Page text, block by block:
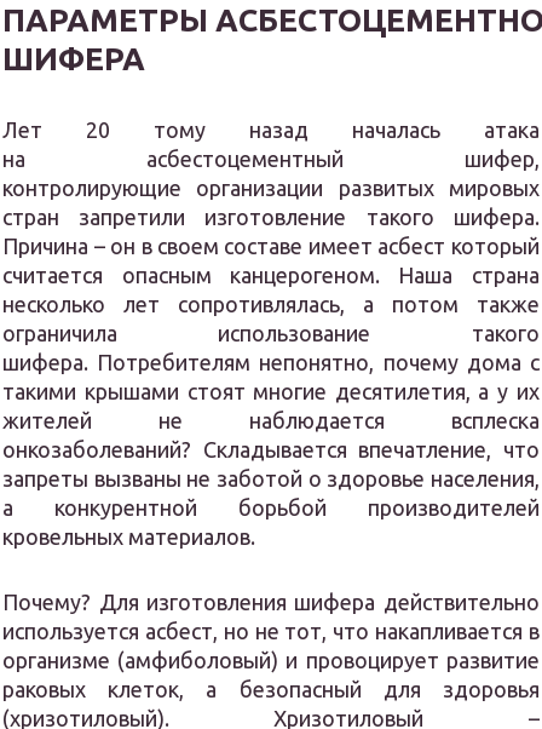
ПАРАМЕТРЫ
ШИФЕРА
Лет 20 тому назад началась атака
на асбестоцементный шифер,
контролирующие организации развитых мировых
стран запретили изготовление такого шифера.
Причина – он в своем составе имеет асбест который
считается опасным канцерогеном. Наша страна
несколько лет сопротивлялась, а потом также
ограничила использование такого
шифера. Потребителям непонятно, почему дома с
такими крышами стоят многие десятилетия, а у их
жителей не наблюдается всплеска
онкозаболеваний? Складывается впечатление, что
запреты вызваны не заботой о здоровье населения,
а конкурентной борьбой производителей
кровельных материалов.
Почему? Для изготовления шифера действительно
используется асбест, но не тот, что накапливается в
организме (амфиболовый) и провоцирует развитие
раковых клеток, а безопасный для здоровья
(хризотиловый). Хризотиловый –